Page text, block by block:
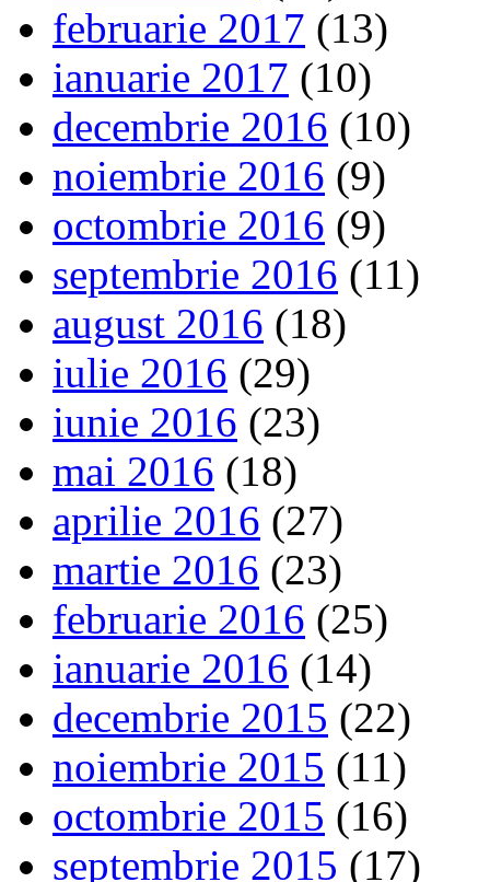
februarie 2017 (13)
ianuarie 2017 (10)
decembrie 2016 (10)
noiembrie 2016 (9)
octombrie 2016 (9)
septembrie 2016 (11)
august 2016 (18)
iulie 2016 (29)
iunie 2016 (23)
mai 2016 (18)
aprilie 2016 (27)
martie 2016 (23)
februarie 2016 (25)
ianuarie 2016 (14)
decembrie 2015 (22)
noiembrie 2015 (11)
octombrie 2015 (16)
septembrie 2015 (17)